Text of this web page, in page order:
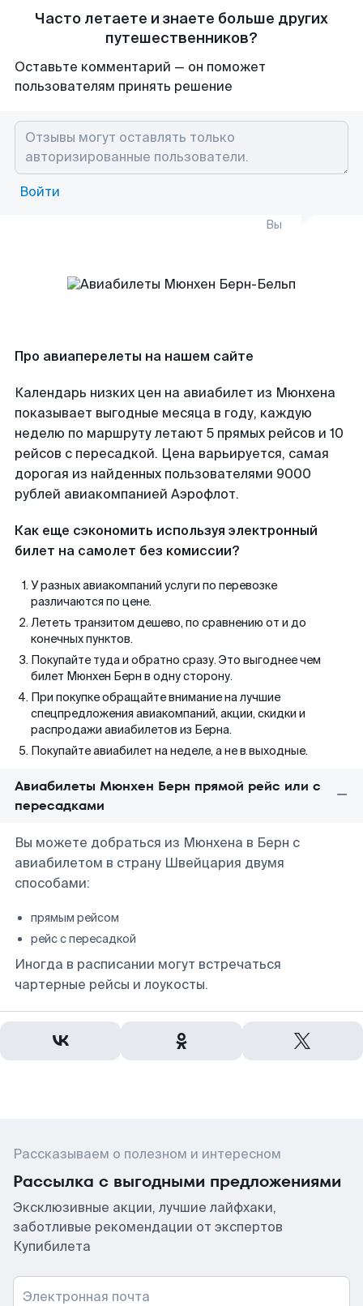
Часто летаете и знаете больше других
путешественников?
Оставьте комментарий — он поможет
пользователям принять решение
Войти
Вы
Про авиаперелеты на нашем сайте
Календарь низких цен на авиабилет из Мюнхена
показывает выгодные месяца в году, каждую
неделю по маршруту летают 5 прямых рейсов и 10
рейсов с пересадкой. Цена варьируется, самая
дорогая из найденных пользователями 9000
рублей авиакомпанией Аэрофлот.
Как еще сэкономить используя электронный
билет на самолет без комиссии?
У разных авиакомпаний услуги по перевозке
различаются по цене.
Лететь транзитом дешево, по сравнению от и до
конечных пунктов.
Покупайте туда и обратно сразу. Это выгоднее чем
билет Мюнхен Берн в одну сторону.
При покупке обращайте внимание на лучшие
спецпредложения авиакомпаний, акции, скидки и
распродажи авиабилетов из Берна.
Покупайте авиабилет на неделе, а не в выходные.
Авиабилеты Мюнхен Берн прямой рейс или с
пересадками
Вы можете добраться из Мюнхена в Берн с
авиабилетом в страну Швейцария двумя
способами:
прямым рейсом
рейс с пересадкой
Иногда в расписании могут встречаться
чартерные рейсы и лоукосты.
Рассказываем о полезном и интересном
Рассылка с выгодными предложениями
Эксклюзивные акции, лучшие лайфхаки,
заботливые рекомендации от экспертов
Купибилета
Электронная почта